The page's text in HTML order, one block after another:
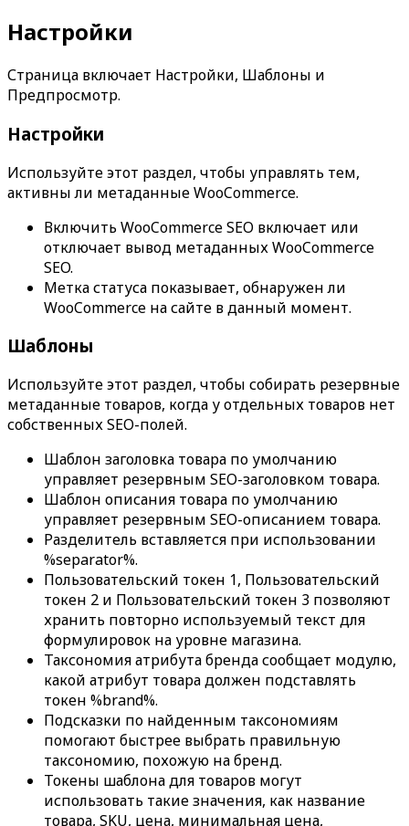
Настройки
Страница включает Настройки, Шаблоны и
Предпросмотр.
Настройки
Используйте этот раздел, чтобы управлять тем,
активны ли метаданные WooCommerce.
Включить WooCommerce SEO включает или
отключает вывод метаданных WooCommerce
SEO.
Метка статуса показывает, обнаружен ли
WooCommerce на сайте в данный момент.
Шаблоны
Используйте этот раздел, чтобы собирать резервные
метаданные товаров, когда у отдельных товаров нет
собственных SEO-полей.
Шаблон заголовка товара по умолчанию
управляет резервным SEO-заголовком товара.
Шаблон описания товара по умолчанию
управляет резервным SEO-описанием товара.
Разделитель вставляется при использовании
%separator%.
Пользовательский токен 1, Пользовательский
токен 2 и Пользовательский токен 3 позволяют
хранить повторно используемый текст для
формулировок на уровне магазина.
Таксономия атрибута брендасообщает модулю,
какой атрибут товара должен подставлять
токен %brand%.
Подсказки по найденным таксономиям
помогают быстрее выбрать правильную
таксономию, похожую на бренд.
Токены шаблона для товаров могут
использовать такие значения, как название
товара, SKU, цена, минимальная цена,